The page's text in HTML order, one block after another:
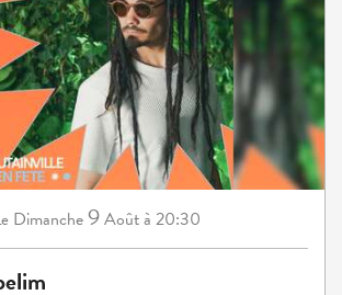
Dimanche9Aoûtà 20:30